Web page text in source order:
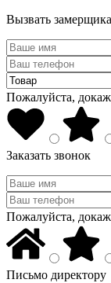
Вызвать замерщика
Пожалуйста,
Заказать звонок
Пожалуйста,
Письмо директору